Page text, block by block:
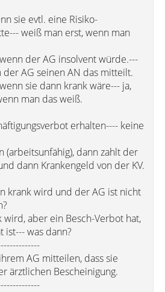
sie evtl. eine Risiko-
weiß man erst, wenn man
der AG insolvent würde.---
AG seinen AN das mitteilt.
sie dann krank wäre--- ja,
man das weiß.
erhalten---- keine
(arbeitsunfähig), dann zahlt der
dann Krankengeld von der KV.
krank wird und der AG ist nicht
wird, aber ein Besch-Verbot hat,
ist--- was dann?
AG mitteilen, dass sie
ärztlichen Bescheinigung.